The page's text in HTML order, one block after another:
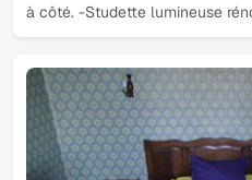
à côté. -Studette lumineuse